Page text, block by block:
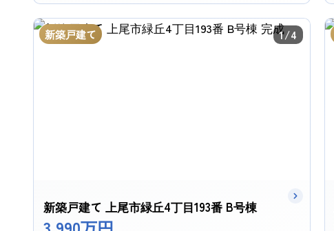
✉ この物件に問い合わせる
新築戸建て 1/4
新築戸建て 上尾市緑丘4丁目193番 B号棟